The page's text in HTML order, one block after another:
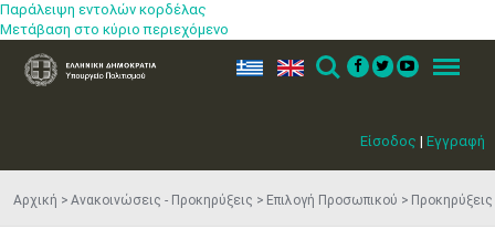
Παράλειψη εντολών κορδέλας
Μετάβαση στο κύριο περιεχόμενο
Είσοδος | Εγγραφή
ελ en Search Menu
Αρχική Ανακοινώσεις - Προκηρύξεις Επιλογή Προσωπικού Προκηρύξεις